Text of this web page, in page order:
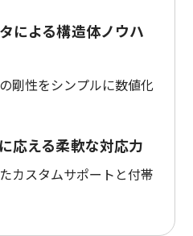
による構造体ノウハ
剛性をシンプルに数値化
応える柔軟な対応力
カスタムサポートと付帯